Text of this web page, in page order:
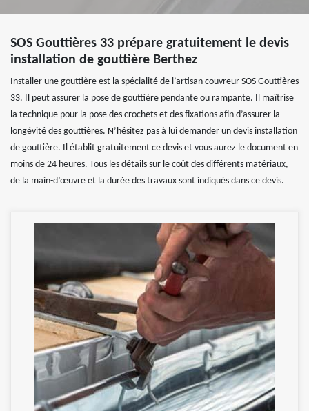
SOS Gouttières 33 prépare gratuitement le devis
installation de gouttière Berthez
Installer une gouttière est la spécialité de l’artisan couvreur SOS Gouttières
33. Il peut assurer la pose de gouttière pendante ou rampante. Il maîtrise
la technique pour la pose des crochets et des fixations afin d’assurer la
longévité des gouttières. N’hésitez pas à lui demander un devis installation
de gouttière. Il établit gratuitement ce devis et vous aurez le document en
moins de 24 heures. Tous les détails sur le coût des différents matériaux,
de la main-d’œuvre et la durée des travaux sont indiqués dans ce devis.